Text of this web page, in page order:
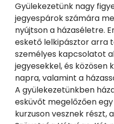
Gyülekezetünk nagy
jegyespárok számára
nyújtson a házaséletre.
eskető lelkipásztor arra
személyes kapcsolatot
jegyesekkel, és közösen
napra, valamint a
A gyülekezetünkben
esküvőt megelőzően
kurzuson vesznek részt,